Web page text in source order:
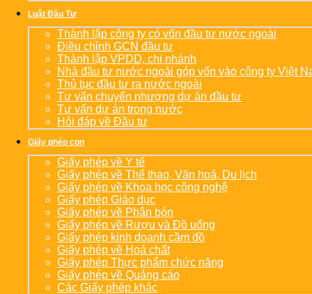
Luật Đầu Tư
Thành lập công ty có vốn đầu tư nước ngoài
Điều chỉnh GCN đầu tư
Thành lập VPDD, chi nhánh
Nhà đầu tư nước ngoài góp vốn vào công ty Việt
Thủ tục đầu tư ra nước ngoài
Tư vấn chuyển nhượng dự án đầu tư
Tư vấn dự án trong nước
Hỏi đáp về Đầu tư
Giấy phép con
Giấy phép về Y tế
Giấy phép về Thể thao, Văn hoá, Du lịch
Giấy phép về Khoa học công nghệ
Giấy phép Giáo dục
Giấy phép về Phân bón
Giấy phép về Rượu và Đồ uống
Giấy phép kinh doanh cầm đồ
Giấy phép về Hoá chất
Giấy phép Thực phẩm chức năng
Giấy phép về Quảng cáo
Các Giấy phép khác